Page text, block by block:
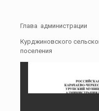
Глава администрации
Курджиновского
поселения